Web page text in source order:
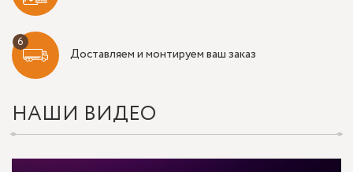
Доставляем и монтируем ваш заказ
НАШИ ВИДЕО